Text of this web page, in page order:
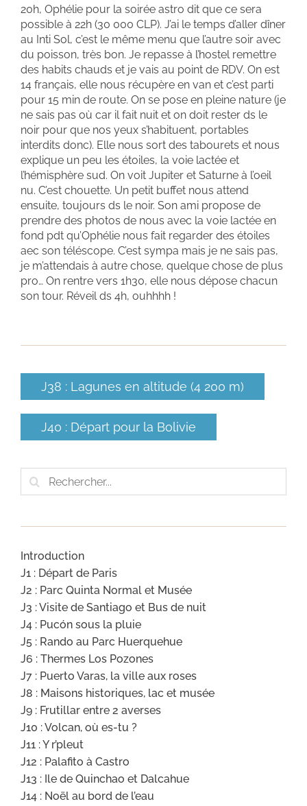
20h, Ophélie pour la soirée astro dit que ce sera
possible à 22h (30 000 CLP). J’ai le temps d’aller dîner
au Inti Sol, c’est le même menu que l’autre soir avec
du poisson, très bon. Je repasse à l’hostel remettre
des habits chauds et je vais au point de RDV. On est
14 français, elle nous récupère en van et c’est parti
pour 15 min de route. On se pose en pleine nature (je
ne sais pas où car il fait nuit et on doit rester ds le
noir pour que nos yeux s’habituent, portables
interdits donc). Elle nous sort des tabourets et nous
explique un peu les étoiles, la voie lactée et
l’hémisphère sud. On voit Jupiter et Saturne à l’oeil
nu. C’est chouette. Un petit buffet nous attend
ensuite, toujours ds le noir. Son ami propose de
prendre des photos de nous avec la voie lactée en
fond pdt qu’Ophélie nous fait regarder des étoiles
aec son téléscope. C’est sympa mais je ne sais pas,
je m’attendais à autre chose, quelque chose de plus
pro… On rentre vers 1h30, elle nous dépose chacun
son tour. Réveil ds 4h, ouhhhh !
J38 : Lagunes en altitude (4 200 m)
J40 : Départ pour la Bolivie
Rechercher:
Introduction
J1 : Départ de Paris
J2 : Parc Quinta Normal et Musée
J3 : Visite de Santiago et Bus de nuit
J4 : Pucón sous la pluie
J5 : Rando au Parc Huerquehue
J6 : Thermes Los Pozones
J7 : Puerto Varas, la ville aux roses
J8 : Maisons historiques, lac et musée
J9 : Frutillar entre 2 averses
J10 : Volcan, où es-tu ?
J11 : Y r’pleut
J12 : Palafito à Castro
J13 : Ile de Quinchao et Dalcahue
J14 : Noël au bord de l’eau